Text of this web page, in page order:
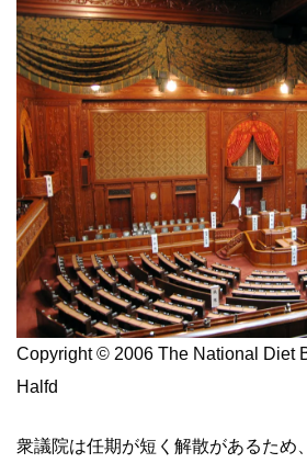
Copyright © 2006 The National Diet
Halfd
衆議院は任期が短く解散があるため